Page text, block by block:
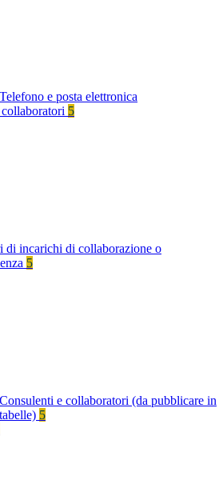
Telefono e posta elettronica
5
di incarichi di collaborazione o
5
Consulenti e collaboratori (da pubblicare in
tabelle) 5